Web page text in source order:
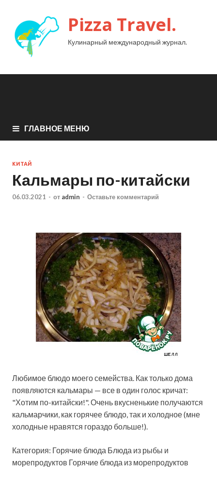
Pizza Travel.
Кулинарный международный журнал.
ГЛАВНОЕ МЕНЮ
КИТАЙ
Кальмары по-китайски
06.03.2021 - от admin - Оставьте комментарий
Любимое блюдо моего семейства. Как только дома
появляются кальмары — все в один голос кричат:
"Хотим по-китайски!". Очень вкусненькие получаются
кальмарчики, как горячее блюдо, так и холодное (мне
холодные нравятся гораздо больше!).
Категория: Горячие блюда Блюда из рыбы и
морепродуктов Горячие блюда из морепродуктов